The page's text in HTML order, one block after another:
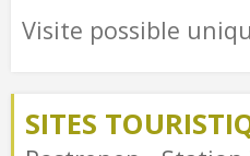
Visite possible
SITES